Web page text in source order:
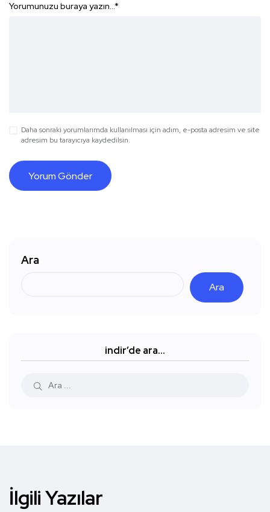
Yorumunuzu buraya yazın...*
Daha sonraki yorumlarımda kullanılması için adım, e-posta adresim ve site
adresim bu tarayıcıya kaydedilsin.
Ara
Ara
indir’de ara…
İlgili Yazılar